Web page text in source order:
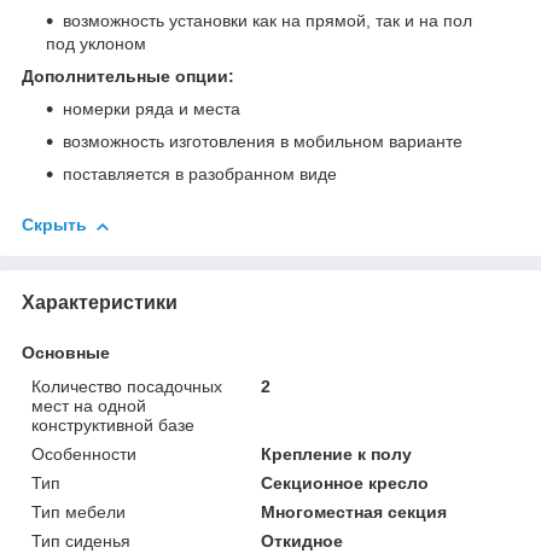
возможность установки как на прямой, так и на пол
под уклоном
Дополнительные опции:
номерки ряда и места
возможность изготовления в мобильном варианте
поставляется в разобранном виде
Скрыть
Характеристики
Основные
Количество посадочных
мест на одной
конструктивной базе
2
Особенности
Крепление к полу
Тип
Секционное кресло
Тип мебели
Многоместная секция
Тип сиденья
Откидное